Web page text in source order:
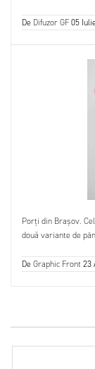
De Difuzor GF05
Porți din Brașov.
două variante de
DeGraphic Front23